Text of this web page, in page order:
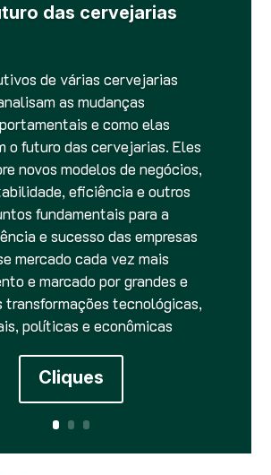
das cervejarias
de várias cervejarias
as mudanças
e como elas
o futuro das cervejarias. Eles
novos modelos de negócios,
eficiência e outros
fundamentais para a
e sucesso das empresas
mercado cada vez mais
e marcado por grandes e
transformações tecnológicas,
políticas e econômicas
Cliques